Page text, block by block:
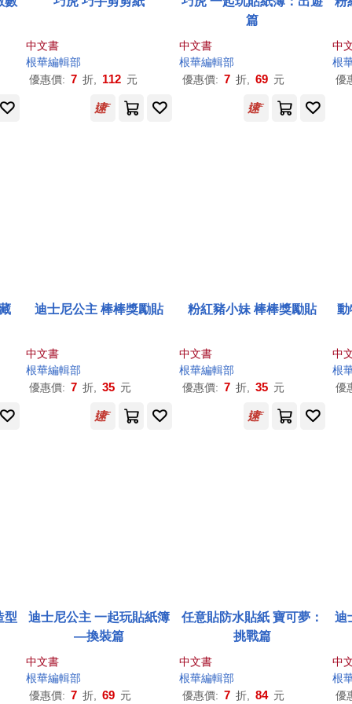
中文書
根華編輯部
優惠價: 7 折, 112 元
篇
中文書
根華編輯部
優惠價: 7 折, 69 元
中
根
優
迪士尼公主 棒棒獎勵貼
中文書
根華編輯部
優惠價: 7 折, 35 元
粉紅豬小妹 棒棒獎勵貼
中文書
根華編輯部
優惠價: 7 折, 35 元
動
中
根
優
型
迪士尼公主 一起玩貼紙簿
—換裝篇
中文書
根華編輯部
優惠價: 7 折, 69 元
任意貼防水貼紙 寶可夢：
挑戰篇
中文書
根華編輯部
優惠價: 7 折, 84 元
迪
中
根
優